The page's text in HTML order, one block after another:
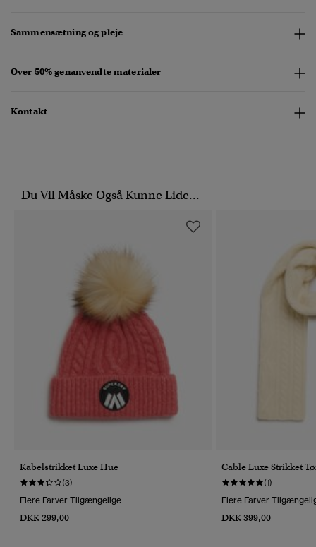
Sammensætning og pleje
Over 50% genanvendte materialer
Kontakt
Du Vil Måske Også Kunne Lide...
Kabelstrikket Luxe Hue
(3)
Flere Farver Tilgængelige
DKK 299,00
Cable Luxe Strikket
(1)
Flere Farver
DKK 399,00